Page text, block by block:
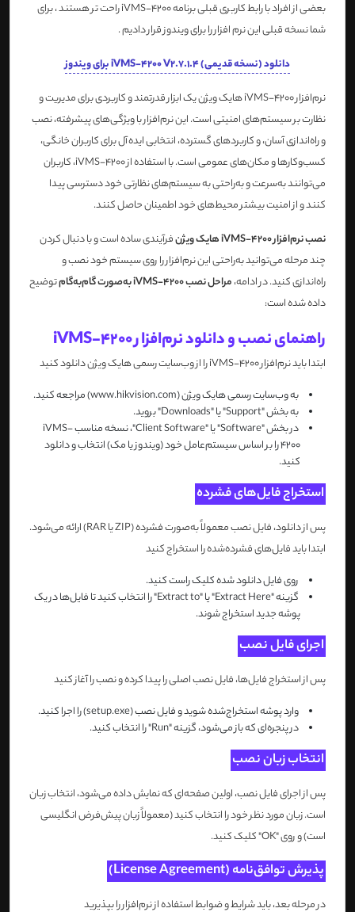
بعضی از افراد با رابط کاربری قبلی برنامه iVMS-4200 راحت تر هستند ، برای
شما نسخه قبلی این نرم افزار را برای ویندوز قرار دادیم .
دانلود (نسخه قدیمی) iVMS-4200 V2.7.1.4 برای ویندوز
نرم‌افزار iVMS-4200 هایک ویژن یک ابزار قدرتمند و کاربردی برای مدیریت و
نظارت بر سیستم‌های امنیتی است. این نرم‌افزار با ویژگی‌های پیشرفته، نصب
و راه‌اندازی آسان، و کاربردهای گسترده، انتخابی ایده‌آل برای کاربران خانگی،
کسب‌وکارها و مکان‌های عمومی است. با استفاده از iVMS-4200، کاربران
می‌توانند به‌سرعت و به‌راحتی به سیستم‌های نظارتی خود دسترسی پیدا
کنند و از امنیت بیشتر محیط‌های خود اطمینان حاصل کنند.
نصب نرم‌افزار iVMS-4200 هایک ویژن
فرآیندی ساده است و با دنبال کردن
چند مرحله می‌توانید به‌راحتی این نرم‌افزار را روی سیستم خود نصب و
راه‌اندازی کنید. در ادامه،مراحل نصب iVMS-4200 به‌صورت گام‌به‌گام
توضیح
داده شده است:
راهنمای نصب و دانلود نرم‌افزار iVMS-4200
ابتدا باید نرم‌افزار iVMS-4200 را از وب‌سایت رسمی هایک ویژن دانلود کنید
به وب‌سایت رسمی هایک ویژن (www.hikvision.com) مراجعه کنید.
به بخش "Support" یا "Downloads" بروید.
در بخش "Software" یا "Client Software"، نسخه مناسب iVMS-
4200 را بر اساس سیستم‌عامل خود (ویندوز یا مک) انتخاب و دانلود
کنید.
استخراج فایل‌های فشرده
پس از دانلود، فایل نصب معمولاً به‌صورت فشرده (ZIP یا RAR) ارائه می‌شود.
ابتدا باید فایل‌های فشرده‌شده را استخراج کنید
روی فایل دانلود شده کلیک راست کنید.
گزینه "Extract Here" یا "Extract to" را انتخاب کنید تا فایل‌ها در یک
پوشه جدید استخراج شوند.
اجرای فایل نصب
پس از استخراج فایل‌ها، فایل نصب اصلی را پیدا کرده و نصب را آغاز کنید
وارد پوشه استخراج‌شده شوید و فایل نصب (setup.exe) را اجرا کنید.
در پنجره‌ای که باز می‌شود، گزینه "Run" را انتخاب کنید.
انتخاب زبان نصب
پس از اجرای فایل نصب، اولین صفحه‌ای که نمایش داده می‌شود، انتخاب زبان
است. زبان مورد نظر خود را انتخاب کنید (معمولاً زبان پیش‌فرض انگلیسی
است) و روی "OK" کلیک کنید.
پذیرش توافق‌نامه (License Agreement)
در مرحله بعد، باید شرایط و ضوابط استفاده از نرم‌افزار را بپذیرید